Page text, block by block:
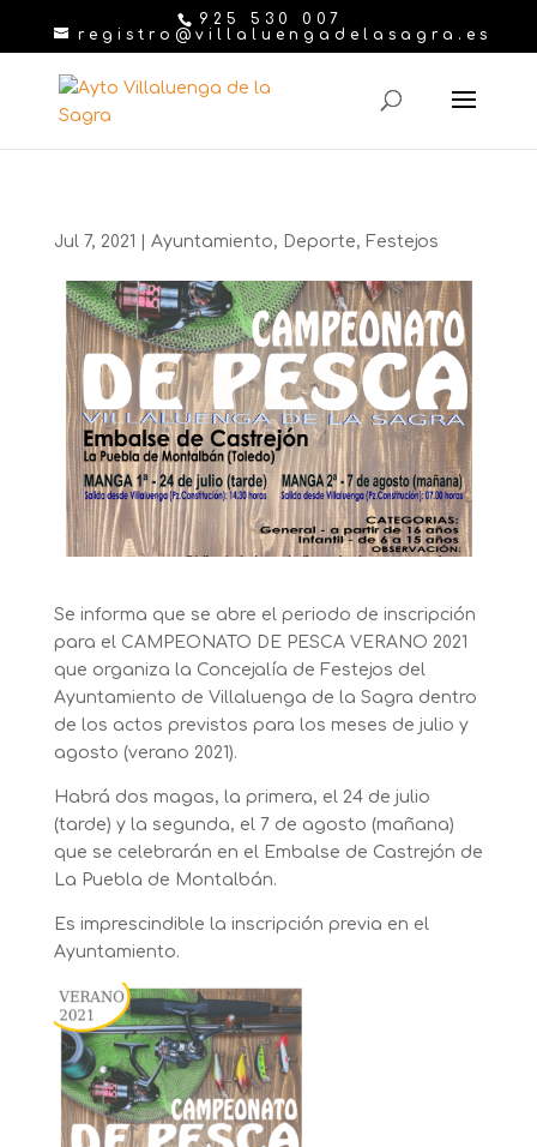
925 530 007
registro@villaluengadelasagra.es
Jul 7, 2021 Ayuntamiento, Deporte, Festejos
Se informa que se abre el periodo de inscripción
para el CAMPEONATO DE PESCA VERANO 2021
que organiza la Concejalía de Festejos del
Ayuntamiento de Villaluenga de la Sagra dentro
de los actos previstos para los meses de julio y
agosto (verano 2021).
Habrá dos magas, la primera, el 24 de julio
(tarde) y la segunda, el 7 de agosto (mañana)
que se celebrarán en el Embalse de Castrejón de
La Puebla de Montalbán.
Es imprescindible la inscripción previa en el
Ayuntamiento.